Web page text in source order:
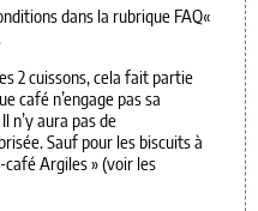
dans la rubrique FAQ«
2 cuissons, cela fait partie
café n’engage pas sa
n’y aura pas de
Sauf pour les biscuits à
Argiles » (voir les